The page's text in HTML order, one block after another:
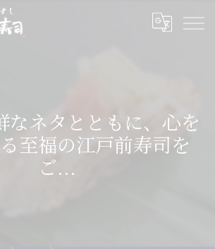
なネタとともに、心を
至福の江戸前寿司を
ご...